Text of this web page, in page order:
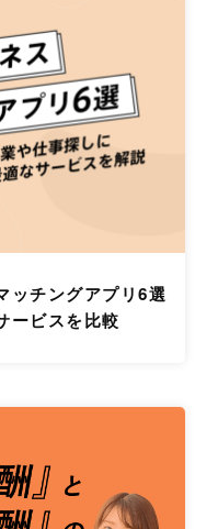
ッチングアプリ6選
ービスを比較